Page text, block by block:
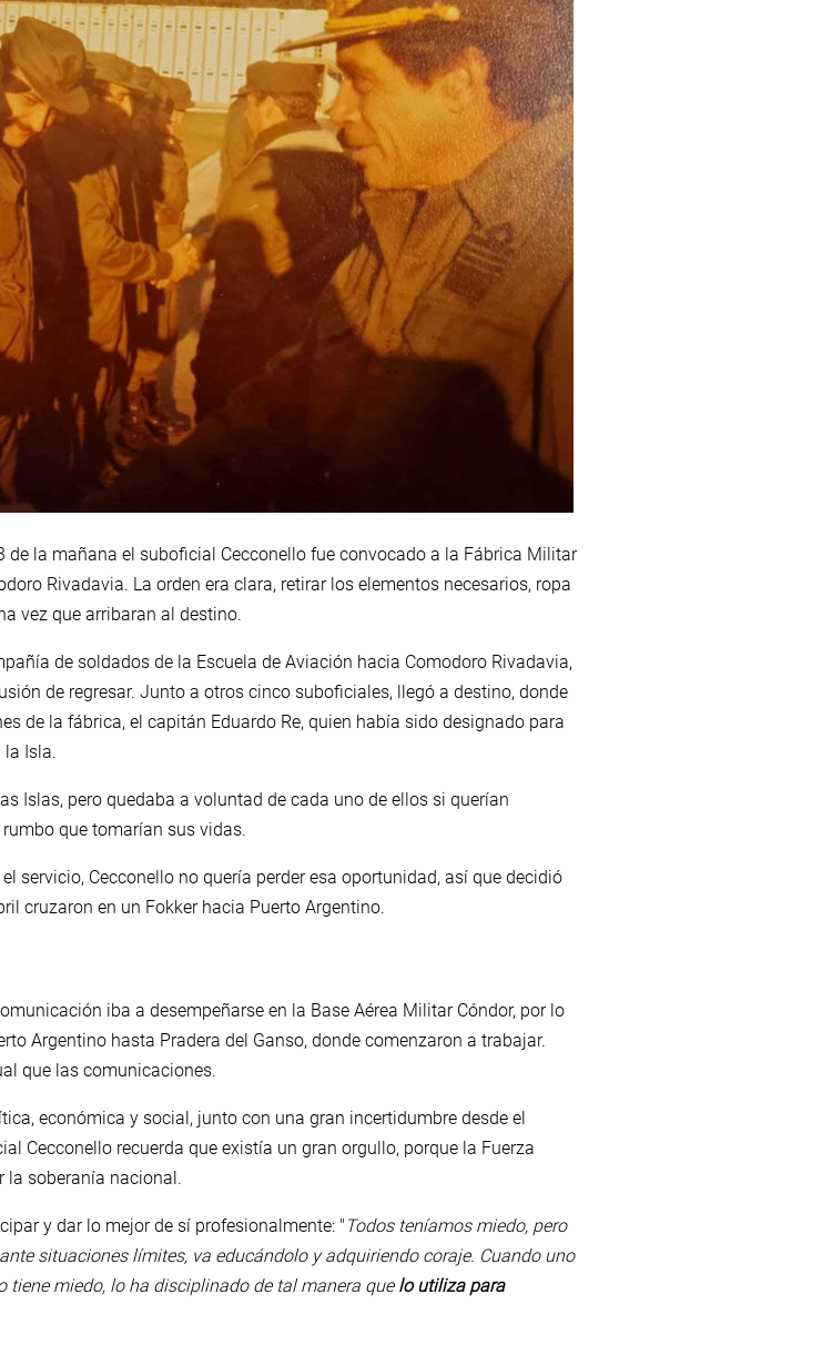
de la mañana el suboficial Cecconello fue convocado a la Fábrica Militar
Rivadavia. La orden era clara, retirar los elementos necesarios, ropa
vez que arribaran al destino.
de soldados de la Escuela de Aviación hacia Comodoro Rivadavia,
de regresar. Junto a otros cinco suboficiales, llegó a destino, donde
de la fábrica, el capitán Eduardo Re, quien había sido designado para
Isla.
Islas, pero quedaba a voluntad de cada uno de ellos si querían
que tomarían sus vidas.
servicio, Cecconello no quería perder esa oportunidad, así que decidió
cruzaron en un Fokker hacia Puerto Argentino.
iba a desempeñarse en la Base Aérea Militar Cóndor, por lo
Argentino hasta Pradera del Ganso, donde comenzaron a trabajar.
que las comunicaciones.
económica y social, junto con una gran incertidumbre desde el
Cecconello recuerda que existía un gran orgullo, porque la Fuerza
la soberanía nacional.
y dar lo mejor de sí profesionalmente: " Todos teníamos miedo, pero
situaciones límites, va educándolo y adquiriendo coraje. Cuando uno
tiene miedo, lo ha disciplinado de tal manera que lo utiliza para